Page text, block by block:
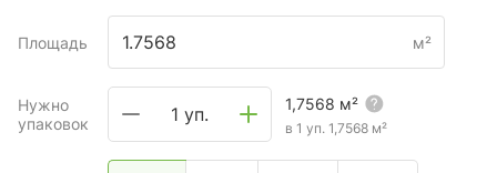
Площадь м²
Нужно
упаковок
1 уп. 1,7568 м²
в 1 уп. 1,7568 м²